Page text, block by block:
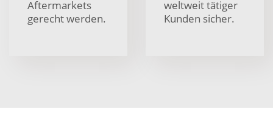
Aftermarkets
gerecht werden.
weltweit tätiger
Kunden sicher.